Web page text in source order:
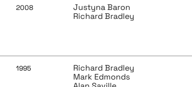
2008
Justyna Baron
Richard Bradley
1995
Richard Bradley
Mark Edmonds